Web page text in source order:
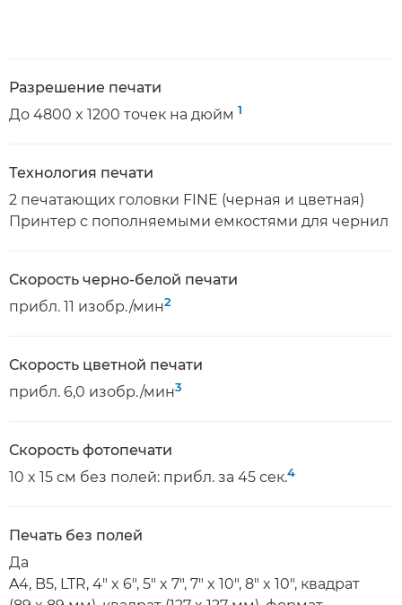
Разрешение печати
До 4800 x 1200 точек на дюйм 1
Технология печати
2 печатающих головки FINE (черная и цветная)
Принтер с пополняемыми емкостями для чернил
Скорость черно-белой печати
прибл. 11 изобр./мин2
Скорость цветной печати
прибл. 6,0 изобр./мин3
Скорость фотопечати
10 x 15 см без полей: прибл. за 45 сек.4
Печать без полей
Да
A4, B5, LTR, 4" x 6", 5" x 7", 7" x 10", 8" x 10", квадрат